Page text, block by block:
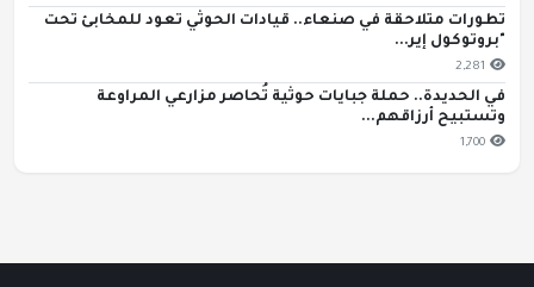
تطورات متلاحقة في صنعاء.. قيادات الحوثي تعود للمخابئ تحت
"بروتوكول إير...
2,281
في الحديدة.. حملة جبايات حوثية تُحاصر مزارعي المراوعة
وتستبيح أرزاقهم...
1,700